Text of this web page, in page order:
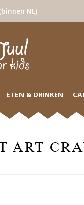
NL)
ETEN & DRINKEN
ART